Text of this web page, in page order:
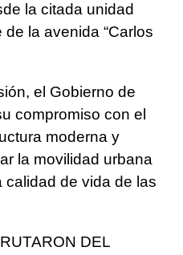
la citada unidad
la avenida “Carlos
el Gobierno de
compromiso con el
moderna y
la movilidad urbana
calidad de vida de las
DEL